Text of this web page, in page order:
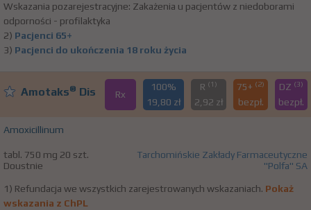
Wskazania pozarejestracyjne: Zakażenia u pacjentów z niedoborami
odporności - profilaktyka
2) Pacjenci 65+
3) Pacjenci do ukończenia 18 roku życia
Amotaks® Dis Rx
100%
19,80 zł
R (1)
2,92 zł
75+ (2)
bezpł.
DZ (3)
bezpł.
Amoxicillinum
tabl. 750 mg 20 szt.
Doustnie
Tarchomińskie Zakłady Farmaceutyczne
"Polfa" SA
1) Refundacja we wszystkich zarejestrowanych wskazaniach. Pokaż
wskazania z ChPL